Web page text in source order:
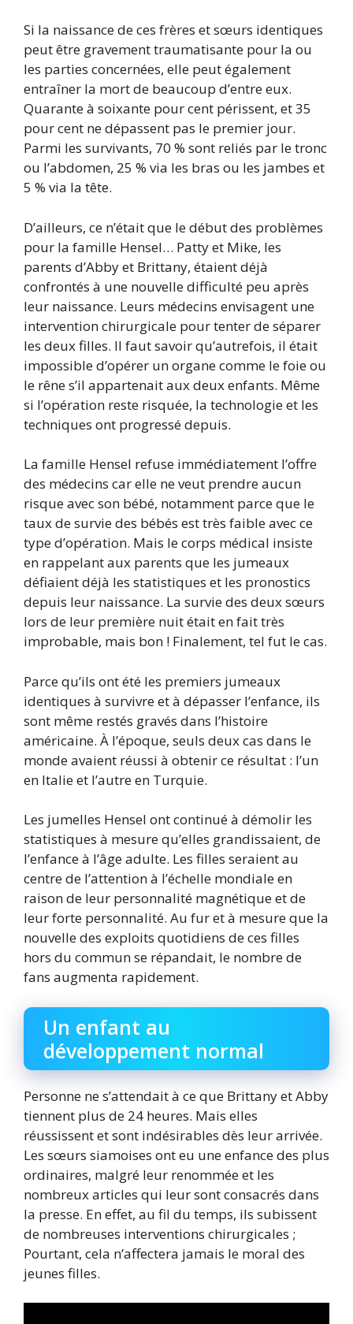
Si la naissance de ces frères et sœurs identiques
peut être gravement traumatisante pour la ou
les parties concernées, elle peut également
entraîner la mort de beaucoup d’entre eux.
Quarante à soixante pour cent périssent, et 35
pour cent ne dépassent pas le premier jour.
Parmi les survivants, 70 % sont reliés par le tronc
ou l’abdomen, 25 % via les bras ou les jambes et
5 % via la tête.
D’ailleurs, ce n’était que le début des problèmes
pour la famille Hensel… Patty et Mike, les
parents d’Abby et Brittany, étaient déjà
confrontés à une nouvelle difficulté peu après
leur naissance. Leurs médecins envisagent une
intervention chirurgicale pour tenter de séparer
les deux filles. Il faut savoir qu’autrefois, il était
impossible d’opérer un organe comme le foie ou
le rêne s’il appartenait aux deux enfants. Même
si l’opération reste risquée, la technologie et les
techniques ont progressé depuis.
La famille Hensel refuse immédiatement l’offre
des médecins car elle ne veut prendre aucun
risque avec son bébé, notamment parce que le
taux de survie des bébés est très faible avec ce
type d’opération. Mais le corps médical insiste
en rappelant aux parents que les jumeaux
défiaient déjà les statistiques et les pronostics
depuis leur naissance. La survie des deux sœurs
lors de leur première nuit était en fait très
improbable, mais bon ! Finalement, tel fut le cas.
Parce qu’ils ont été les premiers jumeaux
identiques à survivre et à dépasser l’enfance, ils
sont même restés gravés dans l’histoire
américaine. À l’époque, seuls deux cas dans le
monde avaient réussi à obtenir ce résultat : l’un
en Italie et l’autre en Turquie.
Les jumelles Hensel ont continué à démolir les
statistiques à mesure qu’elles grandissaient, de
l’enfance à l’âge adulte. Les filles seraient au
centre de l’attention à l’échelle mondiale en
raison de leur personnalité magnétique et de
leur forte personnalité. Au fur et à mesure que la
nouvelle des exploits quotidiens de ces filles
hors du commun se répandait, le nombre de
fans augmenta rapidement.
Un enfant au
développement normal
Personne ne s’attendait à ce que Brittany et Abby
tiennent plus de 24 heures. Mais elles
réussissent et sont indésirables dès leur arrivée.
Les sœurs siamoises ont eu une enfance des plus
ordinaires, malgré leur renommée et les
nombreux articles qui leur sont consacrés dans
la presse. En effet, au fil du temps, ils subissent
de nombreuses interventions chirurgicales ;
Pourtant, cela n’affectera jamais le moral des
jeunes filles.